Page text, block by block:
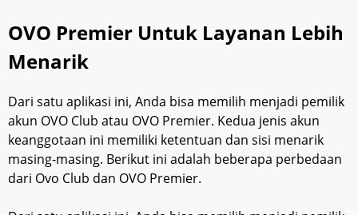
OVO Premier Untuk Layanan Lebih
Menarik
Dari satu aplikasi ini, Anda bisa memilih menjadi pemilik
akun OVO Club atau OVO Premier. Kedua jenis akun
keanggotaan ini memiliki ketentuan dan sisi menarik
masing-masing. Berikut ini adalah beberapa perbedaan
dari Ovo Club dan OVO Premier.